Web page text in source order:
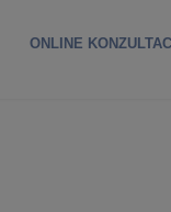
ONLINE